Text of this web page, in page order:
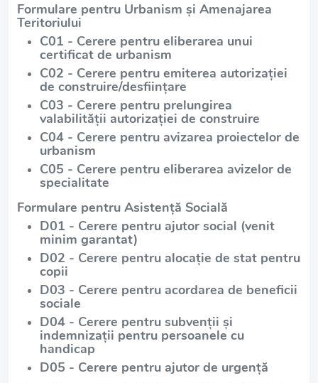
Formulare pentru Urbanism și Amenajarea
Teritoriului
C01 - Cerere pentru eliberarea unui
certificat de urbanism
C02 - Cerere pentru emiterea autorizației
de construire/desființare
C03 - Cerere pentru prelungirea
valabilității autorizației de construire
C04 - Cerere pentru avizarea proiectelor de
urbanism
C05 - Cerere pentru eliberarea avizelor de
specialitate
Formulare pentru Asistență Socială
D01 - Cerere pentru ajutor social (venit
minim garantat)
D02 - Cerere pentru alocație de stat pentru
copii
D03 - Cerere pentru acordarea de beneficii
sociale
D04 - Cerere pentru subvenții și
indemnizații pentru persoanele cu
handicap
D05 - Cerere pentru ajutor de urgență